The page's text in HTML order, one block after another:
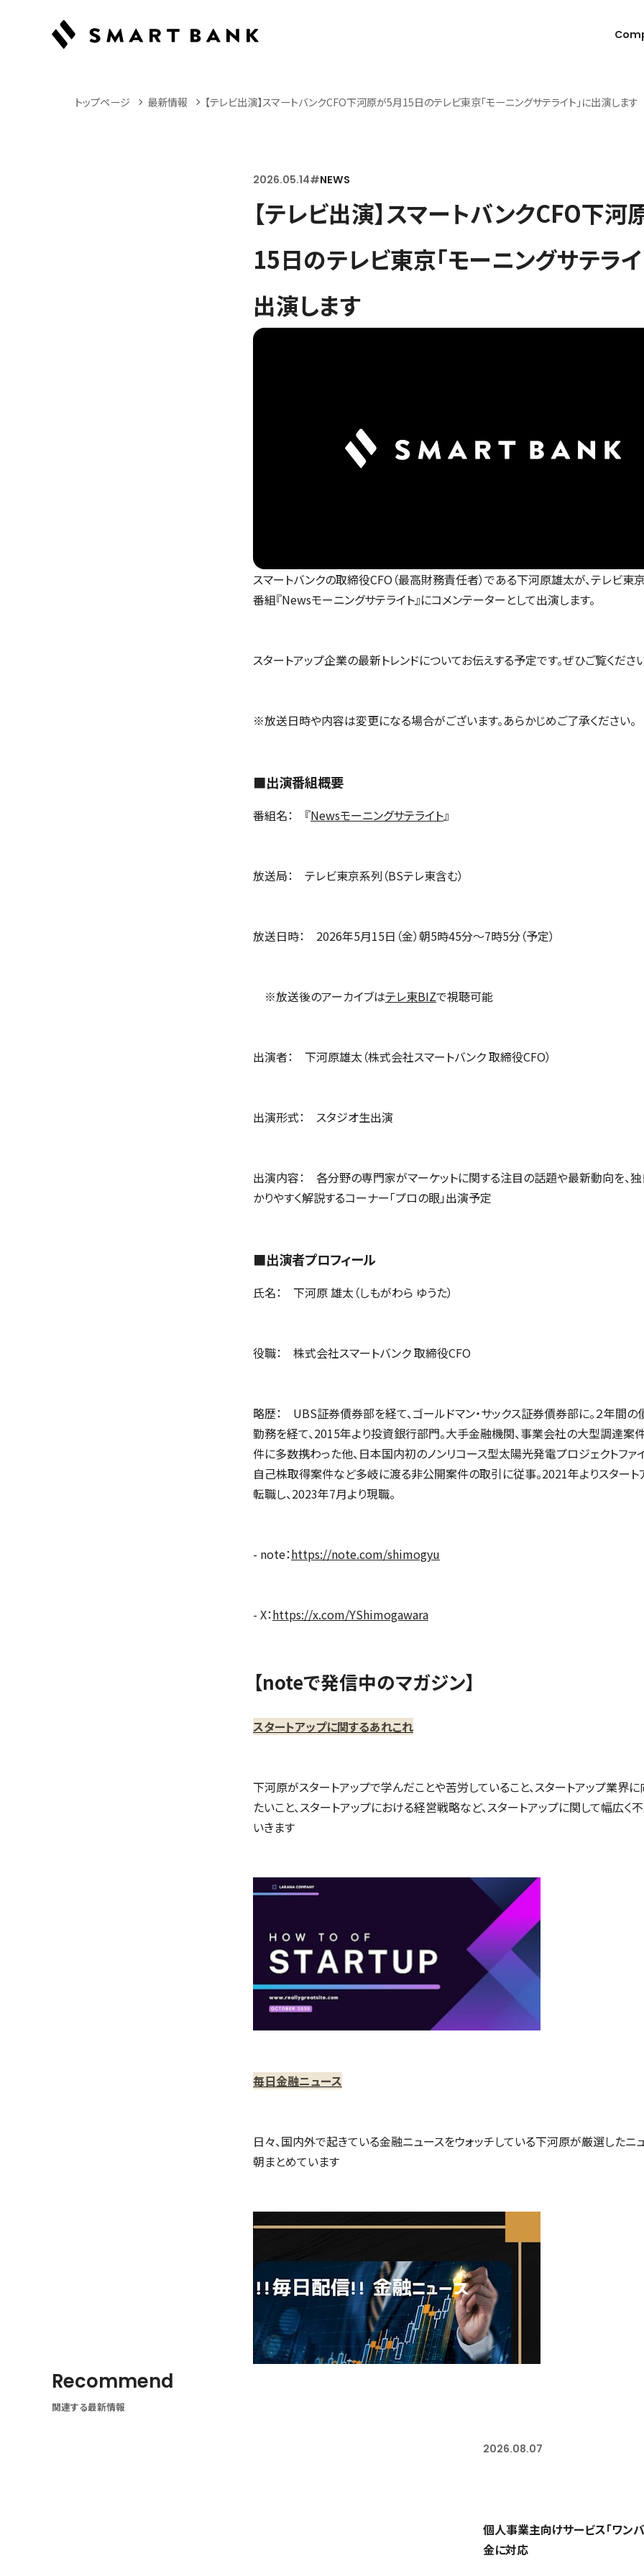
トップページ 最新情報 【テレビ出演】スマートバンクCFO下河原が5月15日のテレビ東京「モーニングサテライト」に出演します
2026.05.14#NEWS
【テレビ出演】スマートバンクCFO下河
15日のテレビ東京「モーニングサテライ
出演します
スマートバンクの取締役CFO（最高財務責任者）である下河原雄太が、テレビ東
番組『Newsモーニングサテライト』にコメンテーターとして出演します。
スタートアップ企業の最新トレンドについてお伝えする予定です。ぜひご覧くださ
※放送日時や内容は変更になる場合がございます。あらかじめご了承ください。
■出演番組概要
番組名： 『Newsモーニングサテライト』
放送局： テレビ東京系列（BSテレ東含む）
放送日時： 2026年5月15日（金）朝5時45分～7時5分（予定）
※放送後のアーカイブはテレ東BIZで視聴可能
出演者： 下河原雄太（株式会社スマートバンク 取締役CFO）
出演形式： スタジオ生出演
出演内容： 各分野の専門家がマーケットに関する注目の話題や最新動向を、
かりやすく解説するコーナー「プロの眼」出演予定
■出演者プロフィール
氏名： 下河原 雄太（しもがわら ゆうた）
役職： 株式会社スマートバンク 取締役CFO
略歴： UBS証券債券部を経て、ゴールドマン・サックス証券債券部に。２年間
勤務を経て、2015年より投資銀行部門。大手金融機関、事業会社の大型調達案
件に多数携わった他、日本国内初のノンリコース型太陽光発電プロジェクトファ
自己株取得案件など多岐に渡る非公開案件の取引に従事。2021年よりスタート
転職し、2023年7月より現職。
- note：https://note.com/shimogyu
- X：https://x.com/YShimogawara
【noteで発信中のマガジン】
スタートアップに関するあれこれ
下河原がスタートアップで学んだことや苦労していること、スタートアップ業界
たいこと、スタートアップにおける経営戦略など、スタートアップに関して幅広く
いきます
毎日金融ニュース
日々、国内外で起きている金融ニュースをウォッチしている下河原が厳選したニ
朝まとめています
Recommend
関連する最新情報
2026.08.07
個人事業主向けサービス「ワン
金に対応